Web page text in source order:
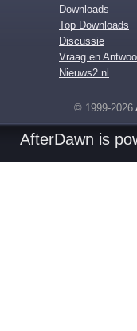
Downloads
Top Downloads
Discussie
Vraag en
Nieuws2.nl
© 1999-2026
AfterDawn is